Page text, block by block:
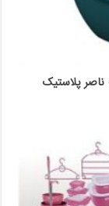
پلاستیک